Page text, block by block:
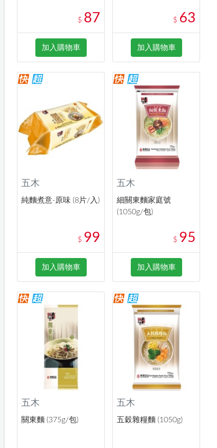
$ 87
加入購物車
$ 63
加入購物車
五木
純麵煮意-原味 (8片/入)
$ 99
加入購物車
五木
細關東麵家庭號
(1050g/包)
$ 95
加入購物車
五木
關東麵 (375g/包)
五木
五穀雜糧麵 (1050g)